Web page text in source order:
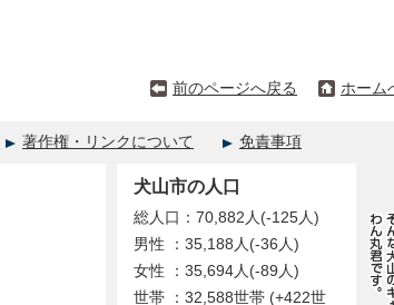
前のページへ戻る ホーム
著作権・リンクについて 免責事項
犬山市の人口
総人口：70,882人(-125人)
男性 ：35,188人(-36人)
女性 ：35,694人(-89人)
世帯 ：32,588世帯 (+422世